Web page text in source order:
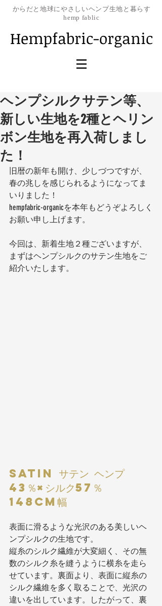
​からだと地球にやさしいヘンプ生地と暮らす
hemp fablic
Hempfabric-organic
ヘンプシルクサテン等、
新しい生地を2種とヘリン
ボン生地を再入荷しまし
た！
旧暦の新年も開け、少しづつですが、
春の兆しを感じられるようになってま
いりました！
hempfabric-organicを本年もどうぞよろしく
お願い申し上げます。
今回は、新着生地２種ございますが、
まずはヘンプシルクのサテン生地をご
紹介いたします。
SATIN サテン ヘンプ
43％×シルク57％
148cm幅
表面に滑るような光沢のある美しいヘ
ンプシルクの生地です。
縦糸のシルク繊維が大変細く、その無
数のシルク糸を縫うように横糸を走ら
せています。裏面より、表面に縦糸の
シルク繊維を多く取ることで、光沢の
違いを出しています。したがって、裏